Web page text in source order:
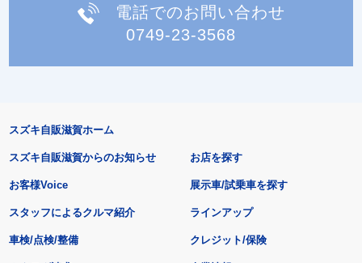
電話でのお問い合わせ
0749-23-3568
スズキ自販滋賀ホーム
スズキ自販滋賀からのお知らせ
お客様Voice
スタッフによるクルマ紹介
お店を探す
展示車/試乗車を探す
ラインアップ
車検/点検/整備 クレジット/保険